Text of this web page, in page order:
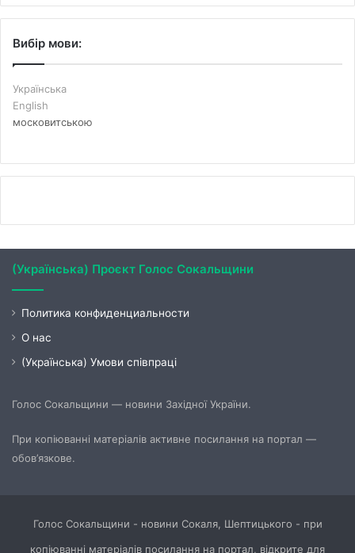
Вибір мови:
Українська
English
московитською
(Українська) Проєкт Голос Сокальщини
Политика конфиденциальности
О нас
(Українська) Умови співпраці
Голос Сокальщини — новини Західної України.
При копіюванні матеріалів активне посилання на портал —
обов’язкове.
Голос Сокальщини - новини Сокаля, Шептицького - при
копіюванні матеріалів посилання на портал, відкрите для